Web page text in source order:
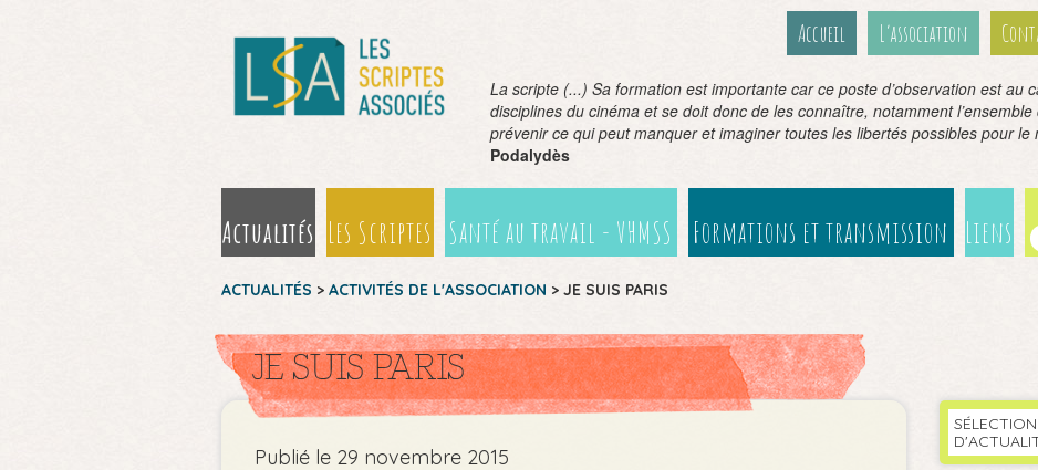
Accueil L’association
La scripte (...) Sa formation est importante car ce poste d’observation est au
disciplines du cinéma et se doit donc de les connaître, notamment
prévenir ce qui peut manquer et imaginer toutes les libertés possibles pour le
Podalydès
Actualités Les Scriptes Santé au travail - VHMSS Formations et transmission Liens
ACTUALITÉS > ACTIVITÉS DE L'ASSOCIATION > JE SUIS PARIS
JE SUIS PARIS
Publié le 29 novembre 2015